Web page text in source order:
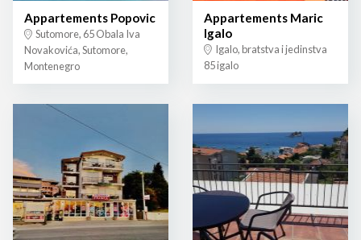
Appartements Popovic
Sutomore, 65 Obala Iva
Novakovića, Sutomore,
Montenegro
Appartements Maric
Igalo
Igalo, bratstva i jedinstva
85 igalo